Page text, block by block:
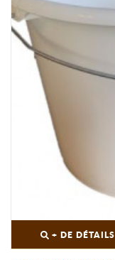
+ DE DÉTAILS